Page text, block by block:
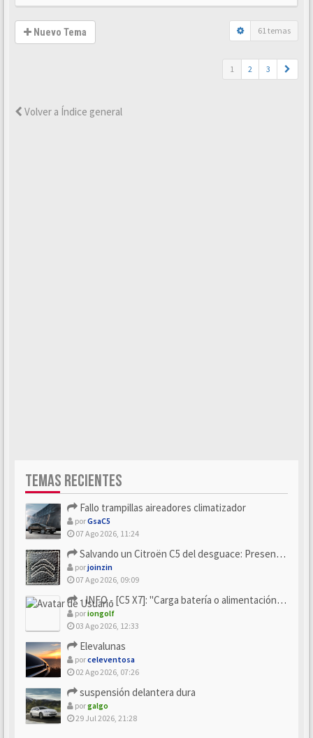
Nuevo Tema 61 temas
1 2 3
Volver a Índice general
TEMAS RECIENTES
Fallo trampillas aireadores climatizador
porGsaC5
07 Ago 2026, 11:24
Salvando un Citroën C5 del desguace: Presentación y seguimiento
porjoinzin
07 Ago 2026, 09:09
- INFO - [C5 X7]: "Carga batería o alimentación eléctri...
poriongolf
03 Ago 2026, 12:33
Elevalunas
porceleventosa
02 Ago 2026, 07:26
suspensión delantera dura
porgalgo
29 Jul 2026, 21:28